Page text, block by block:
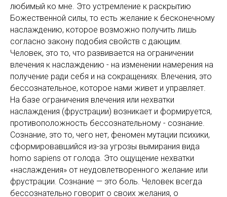
любимый ко мне. Это устремление к раскрытию
Божественной силы, то есть желание к бесконечному
наслаждению, которое возможно получить лишь
согласно закону подобия свойств с дающим.
Человек, это то, что развивается на ограничении
влечения к наслаждению - на изменении намерения на
получение ради себя и на сокращениях. Влечения, это
бессознательное, которое нами живет и управляет.
На базе ограничения влечения или нехватки
наслаждения (фрустрации) возникает и формируется,
противоположность бессознательному - сознание.
Сознание, это то, чего нет, феномен мутации психики,
сформировавшийся из-за угрозы вымирания вида
homo sapiens от голода. Это ощущение нехватки
«наслаждения» от неудовлетворенного желание или
фрустрации. Сознание — это боль. Человек всегда
бессознательно говорит о своих желания, о